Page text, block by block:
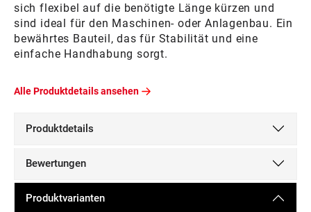
sich flexibel auf die benötigte Länge kürzen und
sind ideal für den Maschinen- oder Anlagenbau. Ein
bewährtes Bauteil, das für Stabilität und eine
einfache Handhabung sorgt.
Alle Produktdetails ansehen
Produktdetails
Bewertungen
Produktvarianten